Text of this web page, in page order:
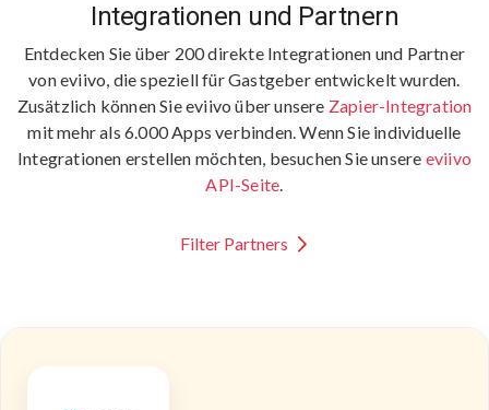
Integrationen und Partnern
Entdecken Sie über 200 direkte Integrationen und Partner
von eviivo, die speziell für Gastgeber entwickelt wurden.
Zusätzlich können Sie eviivo über unsere Zapier-Integration
mit mehr als 6.000 Apps verbinden. Wenn Sie individuelle
Integrationen erstellen möchten, besuchen Sie unsere eviivo
API-Seite.
Filter Partners